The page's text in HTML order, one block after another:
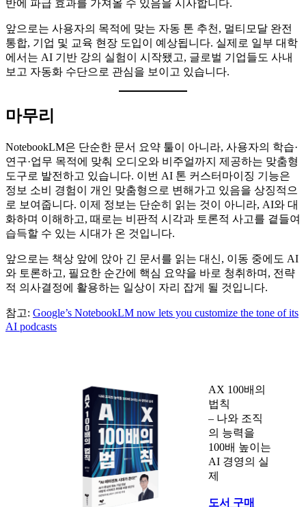
반에 파급 효과를 가져올 수 있음을 시사합니다.
앞으로는 사용자의 목적에 맞는 자동 톤 추천, 멀티모달 완전
통합, 기업 및 교육 현장 도입이 예상됩니다. 실제로 일부 대학
에서는 AI 기반 강의 실험이 시작됐고, 글로벌 기업들도 사내
보고 자동화 수단으로 관심을 보이고 있습니다.
마무리
NotebookLM은 단순한 문서 요약 툴이 아니라, 사용자의 학습·
연구·업무 목적에 맞춰 오디오와 비주얼까지 제공하는 맞춤형
도구로 발전하고 있습니다. 이번 AI 톤 커스터마이징 기능은
정보 소비 경험이 개인 맞춤형으로 변해가고 있음을 상징적으
로 보여줍니다. 이제 정보는 단순히 읽는 것이 아니라, AI와 대
화하며 이해하고, 때로는 비판적 시각과 토론적 사고를 곁들여
습득할 수 있는 시대가 온 것입니다.
앞으로는 책상 앞에 앉아 긴 문서를 읽는 대신, 이동 중에도 AI
와 토론하고, 필요한 순간에 핵심 요약을 바로 청취하며, 전략
적 의사결정에 활용하는 일상이 자리 잡게 될 것입니다.
참고: Google’s NotebookLM now lets you customize the tone of its
AI podcasts
AX 100배의
법칙
– 나와 조직
의 능력을
100배 높이는
AI 경영의 실
제
도서 구매